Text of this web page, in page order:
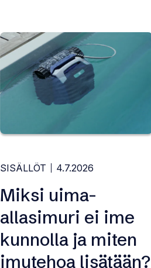
SISÄLLÖT 4.7.2026
Miksi uima-
allasimuri ei ime
kunnolla ja miten
imutehoa lisätään?